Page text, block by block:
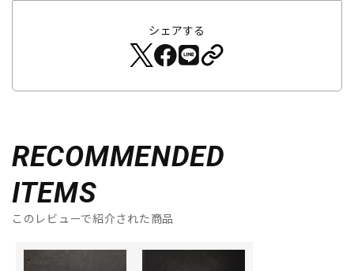
シェアする
RECOMMENDED
ITEMS
このレビューで紹介された商品